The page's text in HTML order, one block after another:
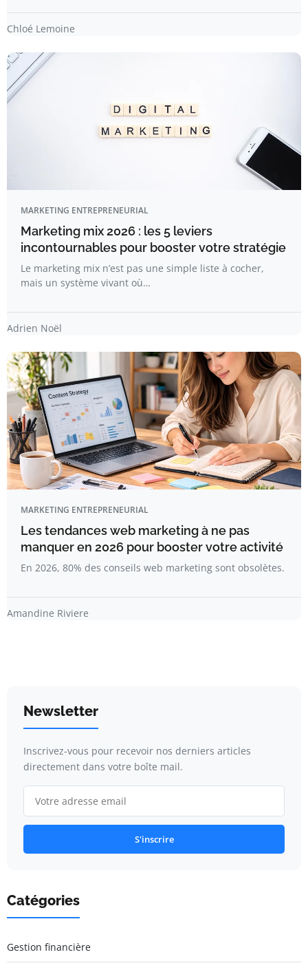
Chloé Lemoine
MARKETING ENTREPRENEURIAL
Marketing mix 2026 : les 5 leviers
incontournables pour booster votre stratégie
Le marketing mix n’est pas une simple liste à cocher,
mais un système vivant où…
Adrien Noël
MARKETING ENTREPRENEURIAL
Les tendances web marketing à ne pas
manquer en 2026 pour booster votre activité
En 2026, 80% des conseils web marketing sont obsolètes.
Amandine Riviere
Newsletter
Inscrivez-vous pour recevoir nos derniers articles
directement dans votre boîte mail.
S'inscrire
Catégories
Gestion financière